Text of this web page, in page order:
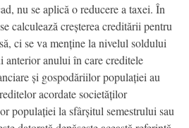
nu se aplică o reducere a taxei. În
calculează creșterea creditării pentru
ci se va menține la nivelul soldului
anterior anului în care creditele
și gospodăriilor populației au
acordate societăților
populației la sfârșitul semestrului sau